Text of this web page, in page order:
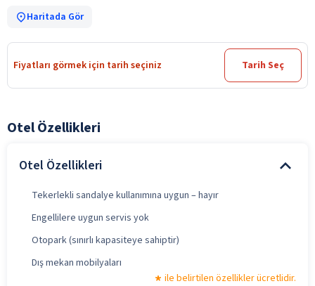
Haritada Gör
Fiyatları görmek için tarih seçiniz Tarih Seç
Otel Özellikleri
Otel Özellikleri
Tekerlekli sandalye kullanımına uygun – hayır
Engellilere uygun servis yok
Otopark (sınırlı kapasiteye sahiptir)
Dış mekan mobilyaları
ile belirtilen özellikler ücretlidir.